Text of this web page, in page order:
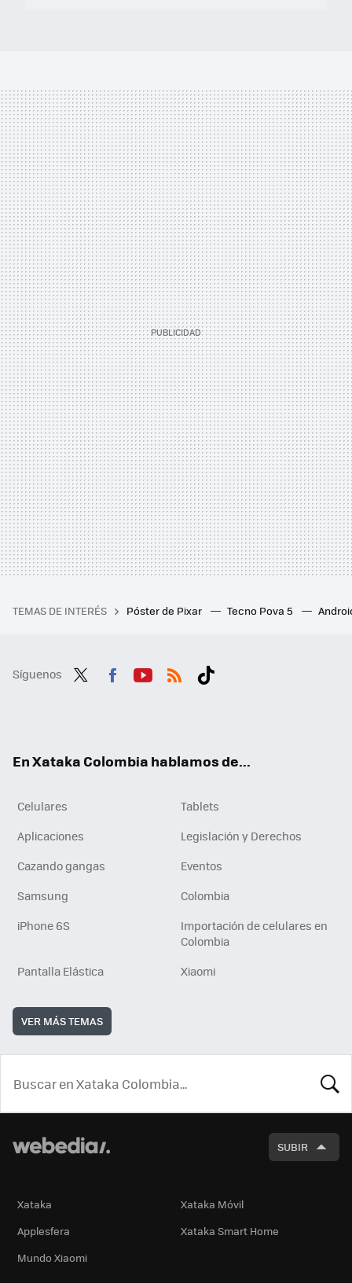
TEMAS DE INTERÉS Póster de Pixar Tecno Pova 5
Síguenos
En Xataka Colombia hablamos de...
Celulares
Tablets
Aplicaciones
Legislación y Derechos
Cazando gangas
Eventos
Samsung
Colombia
iPhone 6S
Importación de celulares en
Colombia
Pantalla Elástica
Xiaomi
VER MÁS TEMAS
SUBIR
Xataka
Xataka Móvil
Applesfera
Xataka Smart Home
Mundo Xiaomi